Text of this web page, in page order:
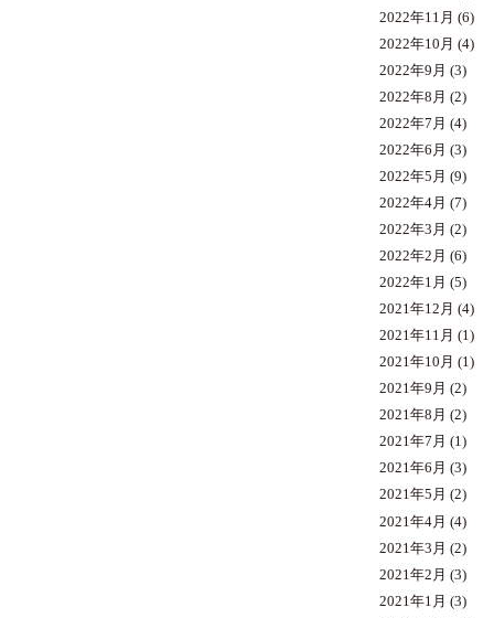
2022年11月 (6)
2022年10月 (4)
2022年9月 (3)
2022年8月 (2)
2022年7月 (4)
2022年6月 (3)
2022年5月 (9)
2022年4月 (7)
2022年3月 (2)
2022年2月 (6)
2022年1月 (5)
2021年12月 (4)
2021年11月 (1)
2021年10月 (1)
2021年9月 (2)
2021年8月 (2)
2021年7月 (1)
2021年6月 (3)
2021年5月 (2)
2021年4月 (4)
2021年3月 (2)
2021年2月 (3)
2021年1月 (3)